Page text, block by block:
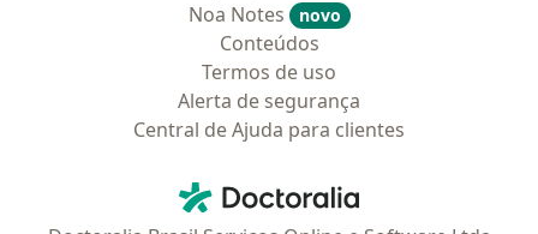
Noa Notes
novo
Conteúdos
Termos de uso
Alerta de segurança
Central de Ajuda para clientes
Doctoralia - Homepage